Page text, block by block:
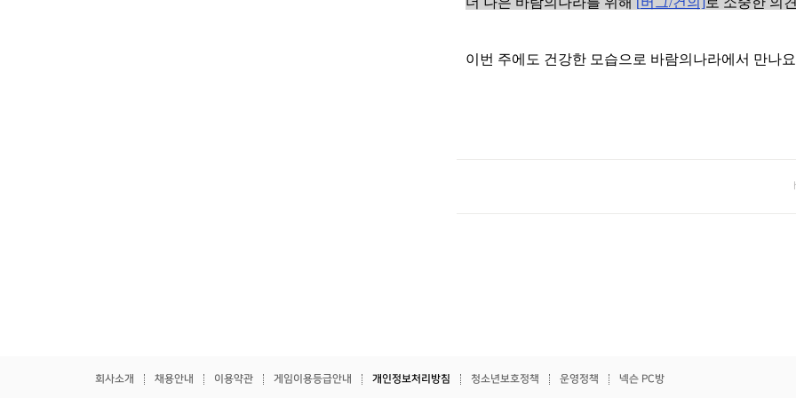
이번 주에도 건강한 모습으로 바람의나라에서 만나요
회사소개 채용안내 이용약관 게임이용등급안내 개인정보처리방침 청소년보호정책 운영정책 넥슨 PC방